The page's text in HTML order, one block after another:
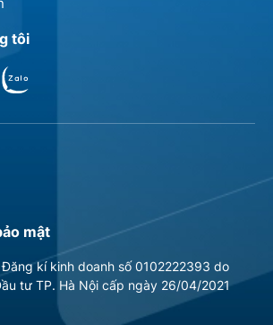
tôi
mật
kí kinh doanh số 0102222393 do
tư TP. Hà Nội cấp ngày 26/04/2021